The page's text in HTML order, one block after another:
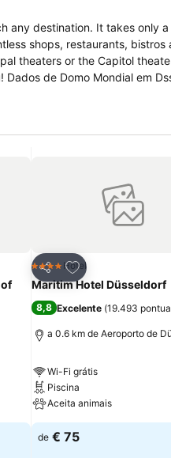
any destination. It takes only
shops, restaurants, bistros
theaters or the Capitol
Partilhar
Adicionar aos
4 EstrelasHotel
Maritim Hotel Düsseldorf
8,8 Excelente (19.493
a 0.6 km de Aeroporto de
Wi-Fi grátis
Piscina
Aceita animais
de € 75